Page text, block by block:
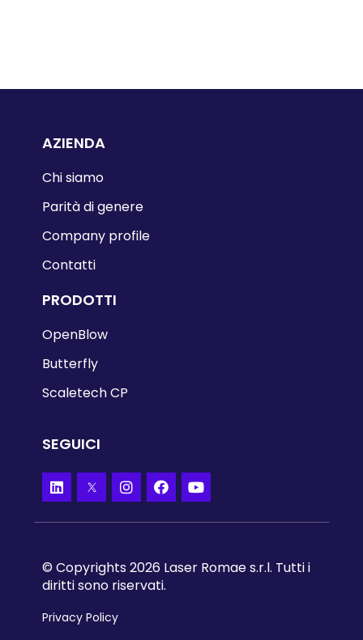
AZIENDA
Chi siamo
Parità di genere
Company profile
Contatti
PRODOTTI
OpenBlow
Butterfly
Scaletech CP
SEGUICI
© Copyrights 2026 Laser Romae s.r.l. Tutti i
diritti sono riservati.
Privacy Policy